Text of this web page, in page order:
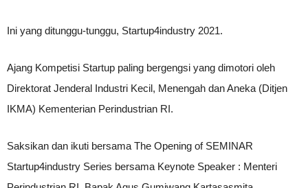
Ini yang ditunggu-tunggu, Startup4industry 2021.
Ajang Kompetisi Startup paling bergengsi yang dimotori oleh
Direktorat Jenderal Industri Kecil, Menengah dan Aneka (Ditjen
IKMA) Kementerian Perindustrian RI.
Saksikan dan ikuti bersama The Opening of SEMINAR
Startup4industry Series bersama Keynote Speaker : Menteri